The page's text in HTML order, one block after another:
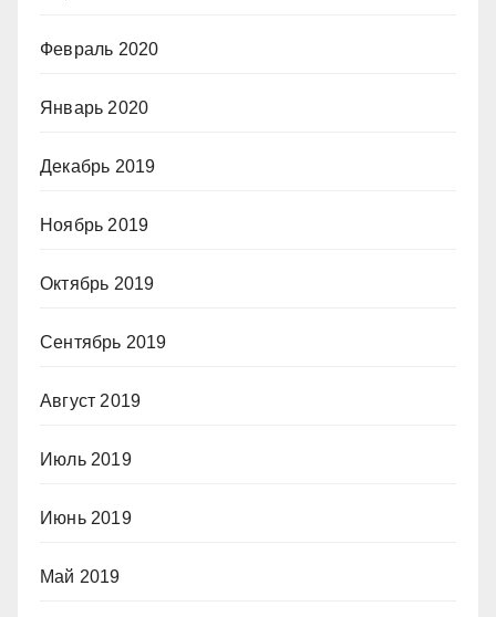
Февраль 2020
Январь 2020
Декабрь 2019
Ноябрь 2019
Октябрь 2019
Сентябрь 2019
Август 2019
Июль 2019
Июнь 2019
Май 2019